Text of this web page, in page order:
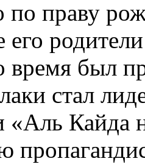
по праву
родители
время был
стал
«Аль Кайда